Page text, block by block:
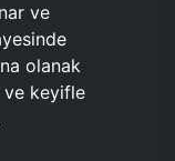
ve
olanak
ve keyifle